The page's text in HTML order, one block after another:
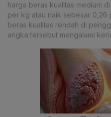
harga beras kualitas medium
per kg atau naik sebesar 0,26
beras kualitas rendah di
angka tersebut mengalami